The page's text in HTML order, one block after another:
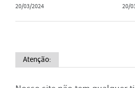
20/03/2024 20/
Atenção: